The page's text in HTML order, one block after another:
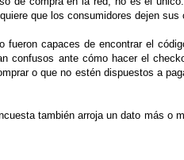
que los consumidores dejen sus
capaces de encontrar el
confusos ante cómo hacer el
o que no estén dispuestos a
también arroja un dato más o